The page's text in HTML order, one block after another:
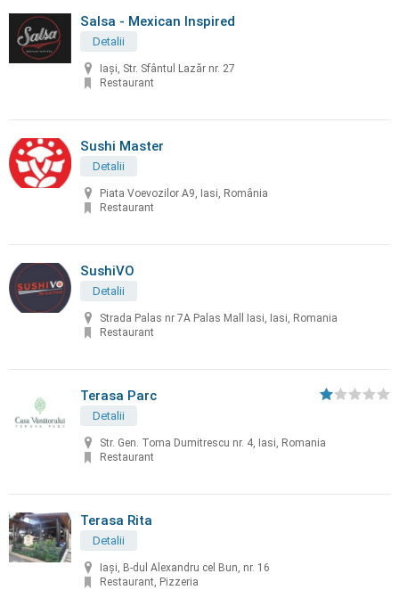
Salsa - Mexican Inspired
Detalii
Iași, Str. Sfântul Lazăr nr. 27
Restaurant
Sushi Master
Detalii
Piata Voevozilor A9, Iasi, România
Restaurant
SushiVO
Detalii
Strada Palas nr 7A Palas Mall Iasi, Iasi, Romania
Restaurant
Terasa Parc
Detalii
Str. Gen. Toma Dumitrescu nr. 4, Iasi, Romania
Restaurant
Terasa Rita
Detalii
Iași, B-dul Alexandru cel Bun, nr. 16
Restaurant, Pizzeria